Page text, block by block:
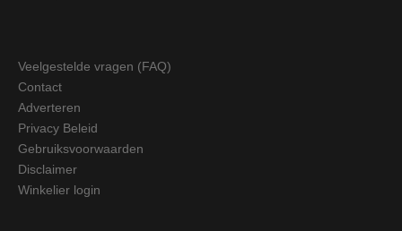
Veelgestelde vragen (FAQ)
Contact
Adverteren
Privacy Beleid
Gebruiksvoorwaarden
Disclaimer
Winkelier login